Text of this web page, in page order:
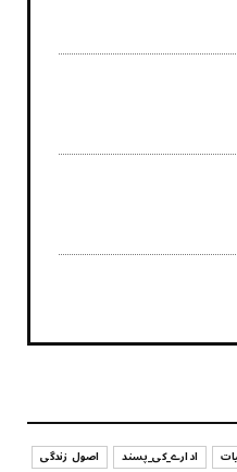
منظم کر رہے ہیں
ادارے_کی_پسند
اصول زندگی